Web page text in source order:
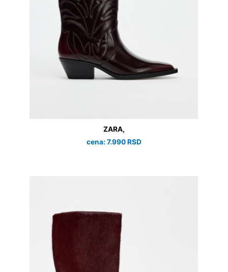
ZARA,
cena: 7.990 RSD